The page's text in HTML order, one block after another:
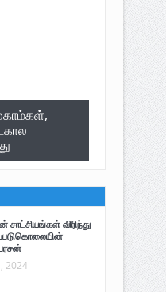
சாட்சியங்கள் விரிந்து
2024